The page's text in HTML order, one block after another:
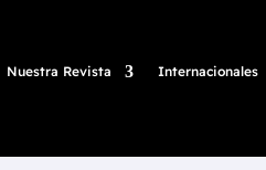
Nuestra Revista Internacionales